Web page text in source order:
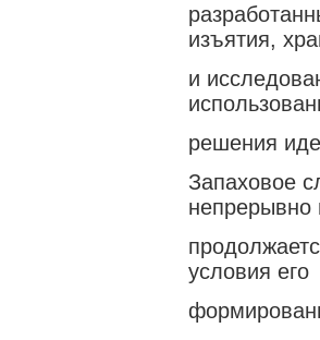
изъятия,
и
решения
Запаховое
непрерывно
условия его